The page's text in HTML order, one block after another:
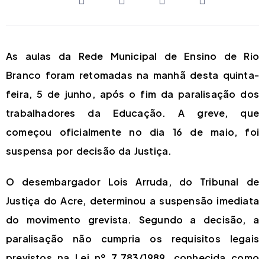
As aulas da Rede Municipal de Ensino de Rio
Branco foram retomadas na manhã desta quinta-
feira, 5 de junho, após o fim da paralisação dos
trabalhadores da Educação. A greve, que
começou oficialmente no dia 16 de maio, foi
suspensa por decisão da Justiça.
O desembargador Lois Arruda, do Tribunal de
Justiça do Acre, determinou a suspensão imediata
do movimento grevista. Segundo a decisão, a
paralisação não cumpria os requisitos legais